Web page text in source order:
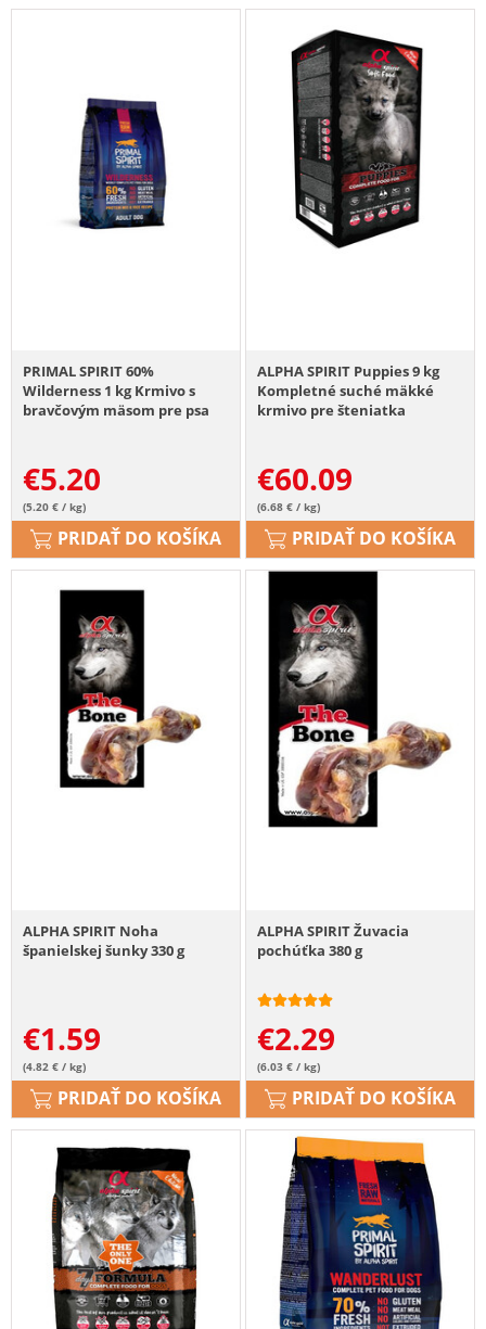
PRIMAL SPIRIT 60%
Wilderness 1 kg Krmivo s
bravčovým mäsom pre psa
€5.20
(5.20 € / kg)
PRIDAŤ DO KOŠÍKA
ALPHA SPIRIT Puppies 9 kg
Kompletné suché mäkké
krmivo pre šteniatka
€60.09
(6.68 € / kg)
PRIDAŤ DO KOŠÍKA
ALPHA SPIRIT Noha
španielskej šunky 330 g
€1.59
(4.82 € / kg)
PRIDAŤ DO KOŠÍKA
ALPHA SPIRIT Žuvacia
pochúťka 380 g
€2.29
(6.03 € / kg)
PRIDAŤ DO KOŠÍKA